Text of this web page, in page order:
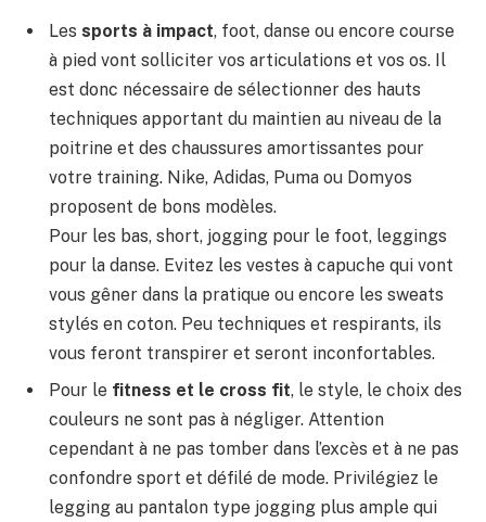
Les sports à impact, foot, danse ou encore course
à pied vont solliciter vos articulations et vos os. Il
est donc nécessaire de sélectionner des hauts
techniques apportant du maintien au niveau de la
poitrine et des chaussures amortissantes pour
votre training. Nike, Adidas, Puma ou Domyos
proposent de bons modèles.
Pour les bas, short, jogging pour le foot, leggings
pour la danse. Evitez les vestes à capuche qui vont
vous gêner dans la pratique ou encore les sweats
stylés en coton. Peu techniques et respirants, ils
vous feront transpirer et seront inconfortables.
Pour le fitness et le cross fit, le style, le choix des
couleurs ne sont pas à négliger. Attention
cependant à ne pas tomber dans l’excès et à ne pas
confondre sport et défilé de mode. Privilégiez le
legging au pantalon type jogging plus ample qui